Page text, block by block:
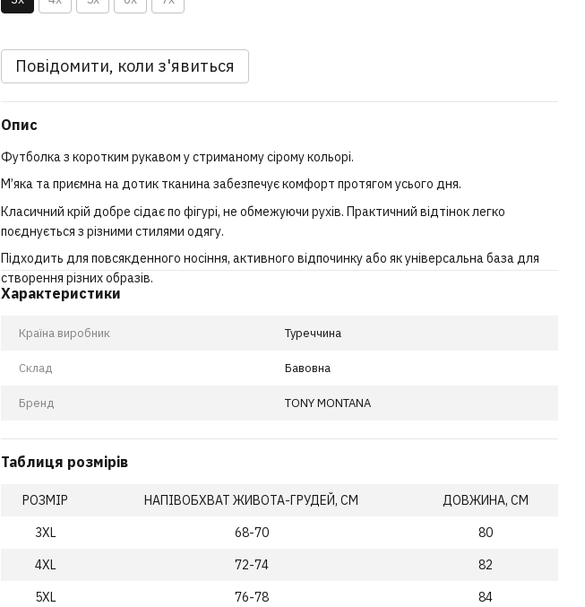
Повідомити, коли з'явиться
Опис
Футболка з коротким рукавом у стриманому сірому кольорі.
М’яка та приємна на дотик тканина забезпечує комфорт протягом усього дня.
Класичний крій добре сідає по фігурі, не обмежуючи рухів. Практичний відтінок легко
поєднується з різними стилями одягу.
Підходить для повсякденного носіння, активного відпочинку або як універсальна база для
створення різних образів.
Характеристики
Країна виробник Туреччина
Склад Бавовна
Бренд TONY MONTANA
Таблиця розмірів
РОЗМІР НАПІВОБХВАТ ЖИВОТА-ГРУДЕЙ, СМ
ДОВЖИНА, СМ
3XL
68-70
80
4XL
72-74
82
5XL
76-78
84